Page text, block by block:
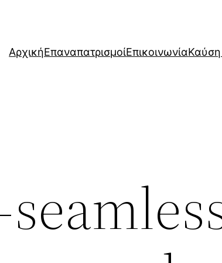
ΑρχικήΕπαναπατρισμοίΕπικοινωνία